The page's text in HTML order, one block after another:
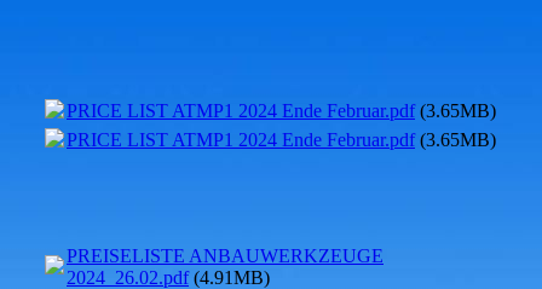
PRICE LIST ATMP1 2024 Ende Februar.pdf(3.65MB)
PRICE LIST ATMP1 2024 Ende Februar.pdf(3.65MB)
PREISELISTE ANBAUWERKZEUGE
2024_26.02.pdf(4.91MB)